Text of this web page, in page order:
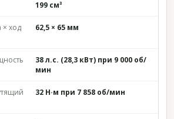
199 см³
× ход
62,5 × 65 мм
38 л.с. (28,3 кВт) при 9 000 об/
мин
32 Н·м при 7 858 об/мин